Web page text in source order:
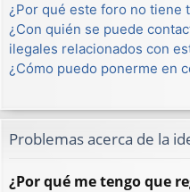
¿Por qué este foro no tiene
¿Con quién se puede
ilegales relacionados con
¿Cómo puedo ponerme en
Problemas acerca de la
¿Por qué me tengo que